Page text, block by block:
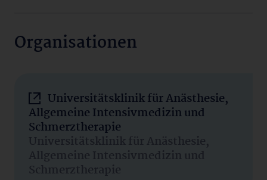
Organisationen
Universitätsklinik für Anästhesie,
Allgemeine Intensivmedizin und
Schmerztherapie
Universitätsklinik für Anästhesie,
Allgemeine Intensivmedizin und
Schmerztherapie